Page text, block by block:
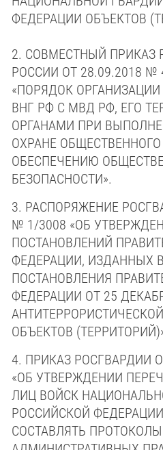
ФЕДЕРАЦИИ ОБЪЕКТОВ
2. СОВМЕСТНЫЙ ПРИКАЗ
РОССИИ ОТ 28.09.2018 №
«ПОРЯДОК
ВНГ РФ С МВД РФ, ЕГО
ОРГАНАМИ ПРИ
ОХРАНЕ
ОБЕСПЕЧЕНИЮ
БЕЗОПАСНОСТИ».
3. РАСПОРЯЖЕНИЕ
№ 1/3008 «ОБ
ПОСТАНОВЛЕНИЙ
ФЕДЕРАЦИИ, ИЗДАННЫХ
ПОСТАНОВЛЕНИЯ
ФЕДЕРАЦИИ ОТ 25
ОБЪЕКТОВ
4. ПРИКАЗ РОСГВАРДИИ
«ОБ УТВЕРЖДЕНИИ
ЛИЦ ВОЙСК
РОССИЙСКОЙ
СОСТАВЛЯТЬ